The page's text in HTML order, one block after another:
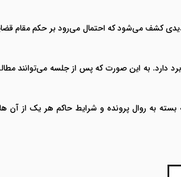
کشف می‌شود که احتمال می‌رود بر حکم مقام
دارد. به این صورت که پس از جلسه می‌توانند
به روال پرونده و شرایط حاکم هر یک از آن ها